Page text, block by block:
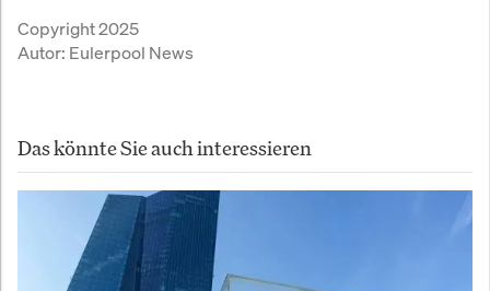
Copyright 2025
Autor: Eulerpool News
Das könnte Sie auch interessieren